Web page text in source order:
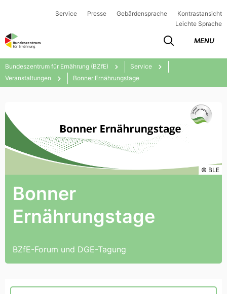
Service Presse Gebärdensprache
Kontrastansicht
Leichte Sprache
MENU
Bundeszentrum für Ernährung (BZfE)
Service
Veranstaltungen
Bonner Ernährungstage
Bonner
Ernährungstage
BZfE-Forum und DGE-Tagung
© BLE